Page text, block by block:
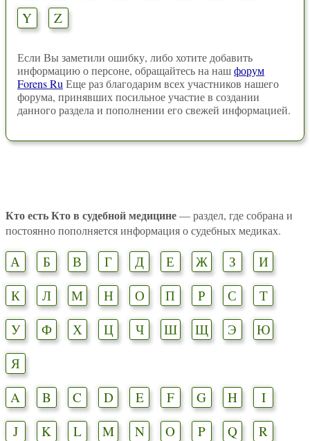
Y
Z
Если Вы заметили ошибку, либо хотите добавить
информацию о персоне, обращайтесь на нашфорум
Forens Ru Еще раз благодарим всех участников нашего
форума, принявших посильное участие в создании
данного раздела и пополнении его свежей информацией.
Кто есть Кто в судебной медицине— раздел, где собрана и
постоянно пополняется информация о судебных медиках.
А Б В Г Д Е Ж З
И
К
Л М Н О П Р С
Т
У
Ф Х Ц Ч Ш Щ Э
Ю
Я
A
B C D E F G H
I
J
K L M N O P Q
R